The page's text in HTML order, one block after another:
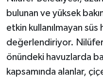
bulunan ve yüksek
etkin kullanılmayan süs
değerlendiriyor.
önündeki havuzlarda
kapsamında alanlar,